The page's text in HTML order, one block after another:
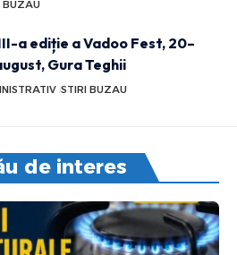
BUZAU
a ediție a Vadoo Fest, 20–
Gura Teghii
STIRI BUZAU
de interes